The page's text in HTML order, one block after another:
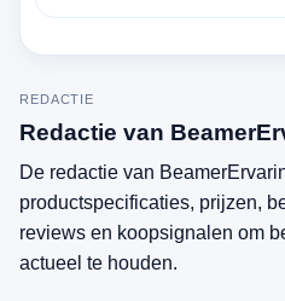
REDACTIE
Redactie van
De redactie van
productspecificaties, prijzen,
reviews en koopsignalen om
actueel te houden.